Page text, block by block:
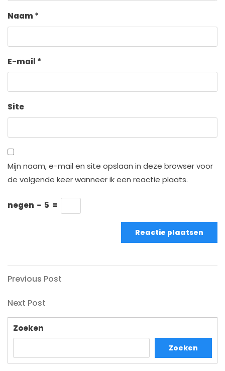
Naam *
E-mail *
Site
Mijn naam, e-mail en site opslaan in deze browser voor
de volgende keer wanneer ik een reactie plaats.
negen − 5 =
Bericht
navigatie
Previous
Previous Post
Next
Post
Next Post
Zoeken
Zoeken